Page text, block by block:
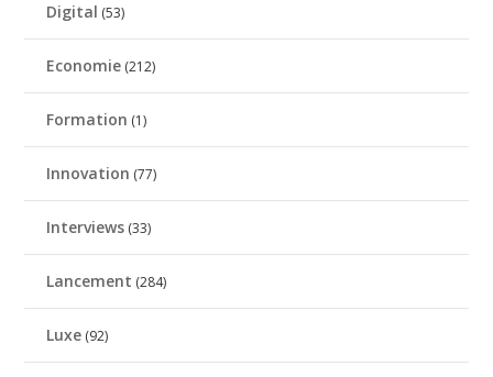
Digital (53)
Economie (212)
Formation (1)
Innovation (77)
Interviews (33)
Lancement (284)
Luxe (92)